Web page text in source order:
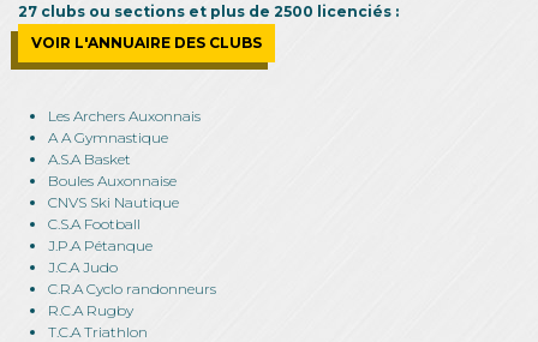
27 clubs ou sections et plus de 2500 licenciés :
VOIR L'ANNUAIRE DES CLUBS
Les Archers Auxonnais
A A Gymnastique
A.S.A Basket
Boules Auxonnaise
CNVS Ski Nautique
C.S.A Football
J.P.A Pétanque
J.C.A Judo
C.R.A Cyclo randonneurs
R.C.A Rugby
T.C.A Triathlon